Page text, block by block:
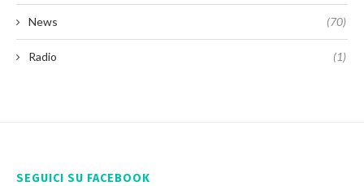
News (70)
Radio (1)
SEGUICI SU FACEBOOK